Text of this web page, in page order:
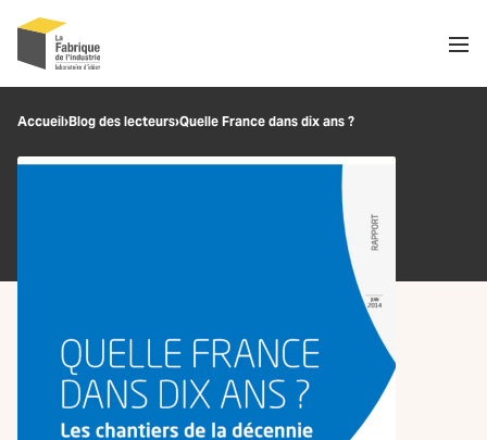
Recherche
Accueil›Blog des lecteurs›Quelle France dans dix ans ?